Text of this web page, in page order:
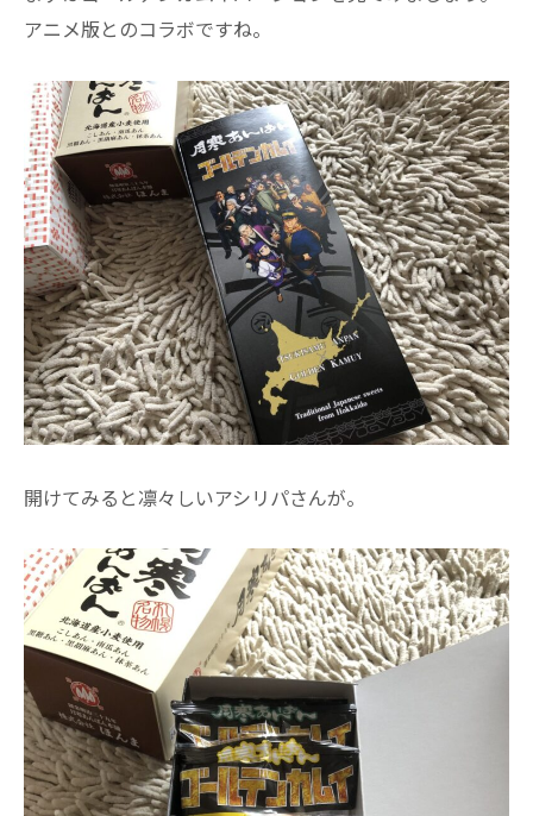
アニメ版とのコラボですね。
開けてみると凛々しいアシリパさんが。